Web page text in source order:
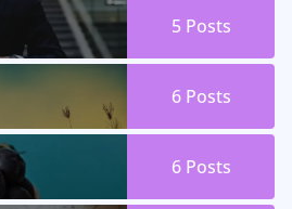
5 Posts
6 Posts
6 Posts